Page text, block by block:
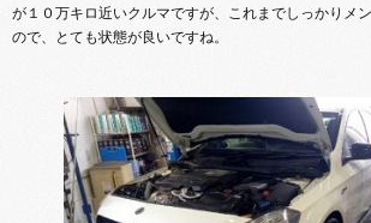
が１０万キロ近いクルマですが、これまでしっかりメ
ので、とても状態が良いですね。